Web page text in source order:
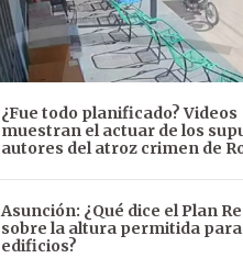
¿Fue todo planificado? Videos
muestran el actuar de los
autores del atroz crimen de
Asunción: ¿Qué dice el Plan
sobre la altura permitida para
edificios?